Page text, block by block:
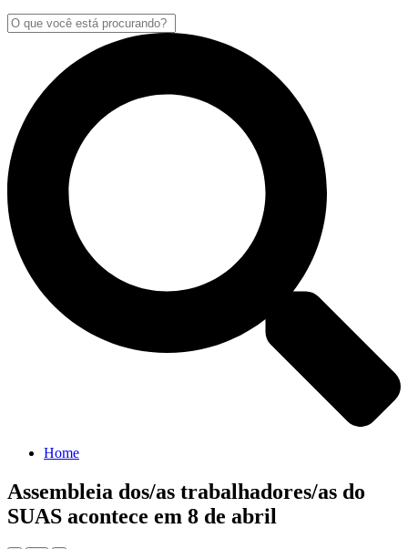
Home
Assembleia dos/as trabalhadores/as do
SUAS acontece em 8 de abril